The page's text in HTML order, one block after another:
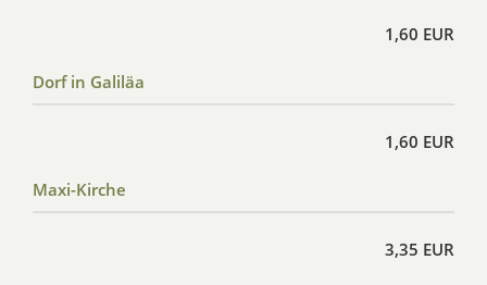
1,60 EUR
Dorf in Galiläa
1,60 EUR
Maxi-Kirche
3,35 EUR